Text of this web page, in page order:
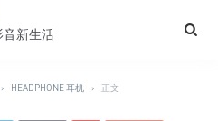
› HEADPHONE 耳机 › 正文